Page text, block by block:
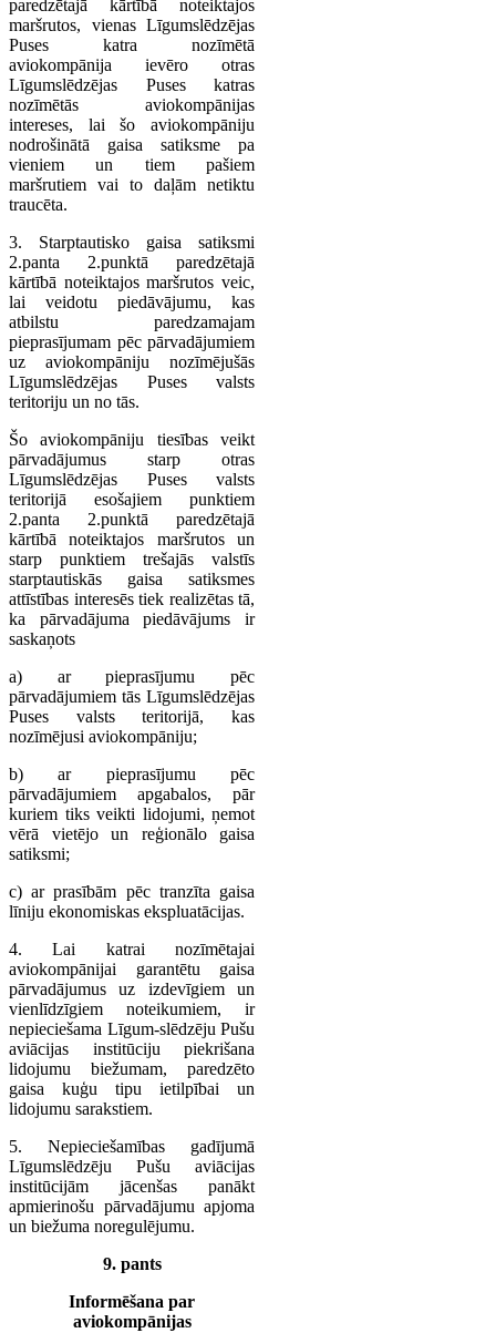
paredzētajā kārtībā noteiktajos
maršrutos, vienas Līgumslēdzējas
Puses katra nozīmētā
aviokompānija ievēro otras
Līgumslēdzējas Puses katras
nozīmētās aviokompānijas
intereses, lai šo aviokompāniju
nodrošinātā gaisa satiksme pa
vieniem un tiem pašiem
maršrutiem vai to daļām netiktu
traucēta.
3. Starptautisko gaisa satiksmi
2.panta 2.punktā paredzētajā
kārtībā noteiktajos maršrutos veic,
lai veidotu piedāvājumu, kas
atbilstu paredzamajam
pieprasījumam pēc pārvadājumiem
uz aviokompāniju nozīmējušās
Līgumslēdzējas Puses valsts
teritoriju un no tās.
Šo aviokompāniju tiesības veikt
pārvadājumus starp otras
Līgumslēdzējas Puses valsts
teritorijā esošajiem punktiem
2.panta 2.punktā paredzētajā
kārtībā noteiktajos maršrutos un
starp punktiem trešajās valstīs
starptautiskās gaisa satiksmes
attīstības interesēs tiek realizētas tā,
ka pārvadājuma piedāvājums ir
saskaņots
a) ar pieprasījumu pēc
pārvadājumiem tās Līgumslēdzējas
Puses valsts teritorijā, kas
nozīmējusi aviokompāniju;
b) ar pieprasījumu pēc
pārvadājumiem apgabalos, pār
kuriem tiks veikti lidojumi, ņemot
vērā vietējo un reģionālo gaisa
satiksmi;
c) ar prasībām pēc tranzīta gaisa
līniju ekonomiskas ekspluatācijas.
4. Lai katrai nozīmētajai
aviokompānijai garantētu gaisa
pārvadājumus uz izdevīgiem un
vienlīdzīgiem noteikumiem, ir
nepieciešama Līgum-slēdzēju Pušu
aviācijas institūciju piekrišana
lidojumu biežumam, paredzēto
gaisa kuģu tipu ietilpībai un
lidojumu sarakstiem.
5. Nepieciešamības gadījumā
Līgumslēdzēju Pušu aviācijas
institūcijām jācenšas panākt
apmierinošu pārvadājumu apjoma
un biežuma noregulējumu.
9. pants
Informēšana par
aviokompānijas